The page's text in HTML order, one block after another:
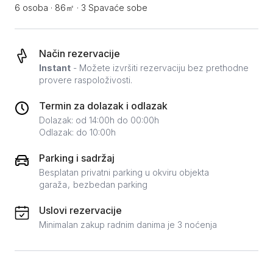
6 osoba · 86㎡ · 3 Spavaće sobe
Način rezervacije
Instant - Možete izvršiti rezervaciju bez prethodne
provere raspoloživosti.
Termin za dolazak i odlazak
Dolazak: od 14:00h do 00:00h
Odlazak: do 10:00h
Parking i sadržaj
Besplatan privatni parking u okviru objekta
garaža bezbedan parking
Uslovi rezervacije
Minimalan zakup radnim danima je 3 noćenja